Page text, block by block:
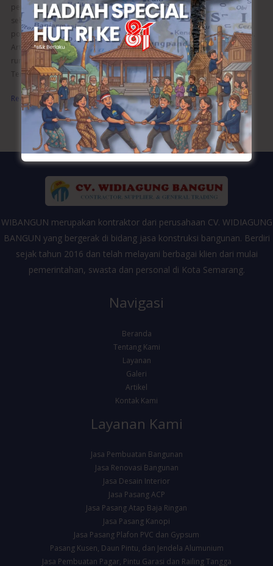
penting yang tidak hanya berfungsi sebagai pelindung, tetapi juga
sebagai elemen dekoratif. Desain teralis pintu minimalis semakin
populer karena memberikan keamanan tanpa mengorbankan estetika.
Artikel ini akan membahas berbagai aspek desain teralis pintu untuk
rumah modern, serta keuntungan dan aplikasinya. Keunggulan Desain
Teralis Pintu Minimalis
Read More »
WIBANGUN merupakan kontraktor dari perusahaan CV. WIDIAGUNG
BANGUN yang bergerak di bidang jasa konstruksi bangunan. Berdiri
sejak tahun 2016 dan telah melayani berbagai klien dari mulai
pemerintahan, swasta dan personal di Kota Semarang.
Navigasi
Beranda
Tentang Kami
Layanan
Galeri
Artikel
Kontak Kami
Layanan Kami
Jasa Pembuatan Bangunan
Jasa Renovasi Bangunan
Jasa Desain Interior
Jasa Pasang ACP
Jasa Pasang Atap Baja Ringan
Jasa Pasang Kanopi
Jasa Pasang Plafon PVC dan Gypsum
Pasang Kusen, Daun Pintu, dan Jendela Alumunium
Jasa Pembuatan Pagar, Pintu Garasi dan Railing Tangga